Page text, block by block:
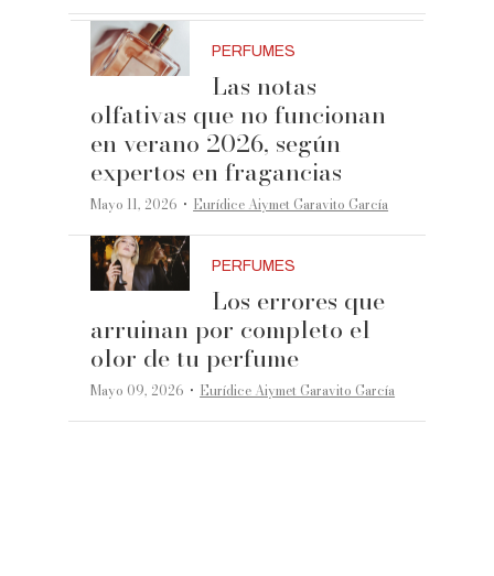
PERFUMES
Las notas
olfativas que no funcionan
en verano 2026, según
expertos en fragancias
Mayo 11, 2026 ·Eurídice Aiymet Garavito García
PERFUMES
Los errores que
arruinan por completo el
olor de tu perfume
Mayo 09, 2026 ·Eurídice Aiymet Garavito García